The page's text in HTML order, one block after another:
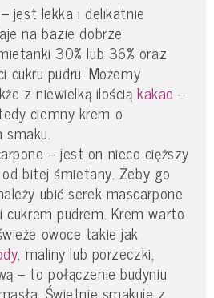
jest lekka i delikatnie
na bazie dobrze
30% lub 36% oraz
cukru pudru. Możemy
z niewielką ilościąkakao –
ciemny krem o
smaku.
– jest on nieco cięższy
bitej śmietany. Żeby go
ubić serek mascarpone
pudrem. Krem warto
owoce takie jak
, maliny lub porzeczki,
– to połączenie budyniu